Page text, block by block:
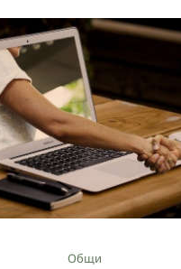
Общи